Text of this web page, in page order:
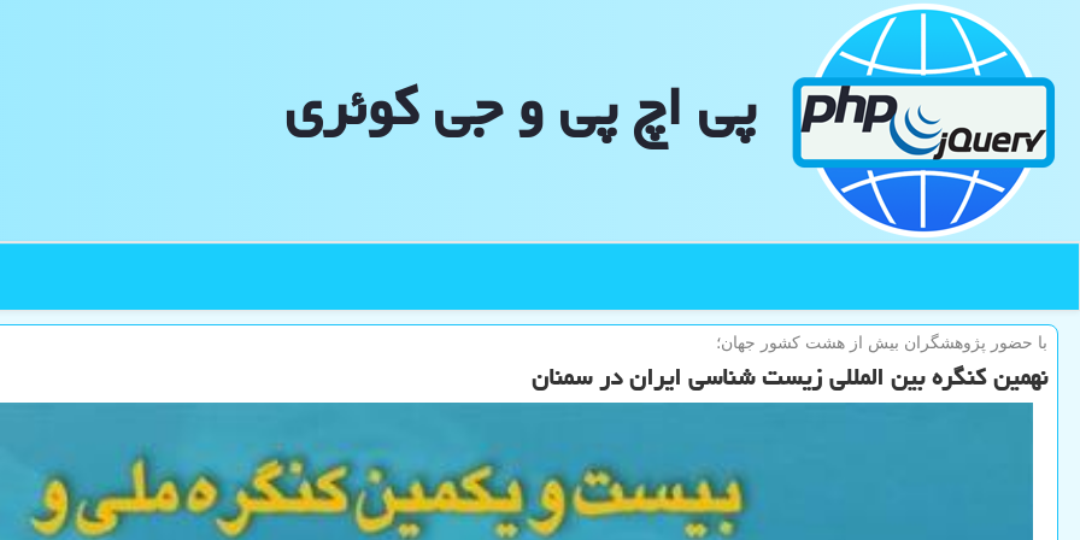
پی اچ پی و جی كوئری
با حضور پژوهشگران بیش از هشت كشور جهان؛
نهمین كنگره بین المللی زیست شناسی ایران در سمنان